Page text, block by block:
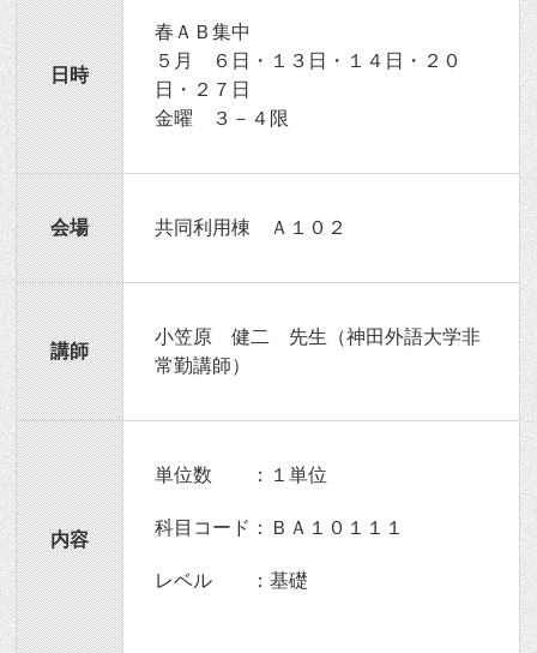
日時
春ＡＢ集中
５月 ６日・１３日・１４日・２０
日・２７日
金曜 ３－４限
会場 共同利用棟 Ａ１０２
講師
小笠原 健二 先生（神田外語大学非
常勤講師）
内容
単位数 ：１単位
科目コード：ＢＡ１０１１１
レベル ：基礎